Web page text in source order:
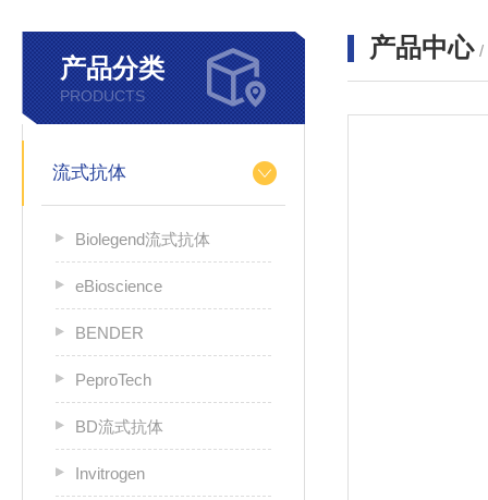
产品分类
PRODUCTS
流式抗体
Biolegend流式抗体
eBioscience
BENDER
PeproTech
BD流式抗体
Invitrogen
产品中心 /